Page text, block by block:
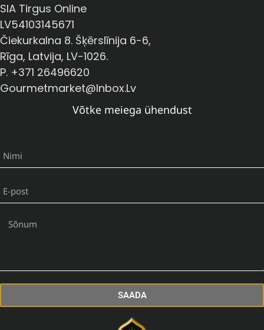
SIA Tirgus Online
LV54103145671
Čiekurkalna 8. Šķērslīnija 6-6,
Rīga, Latvija, LV-1026.
P. +371 26496620
Gourmetmarket@inbox.lv
Võtke meiega ühendust
SAADA